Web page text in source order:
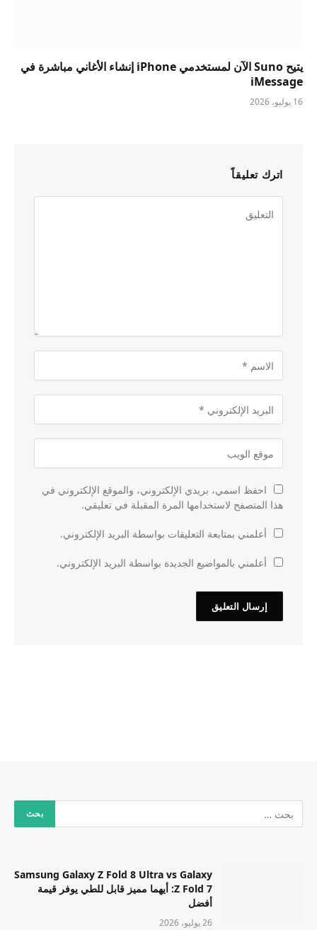
يتيح Suno الآن لمستخدمي iPhone إنشاء الأغاني مباشرة في
iMessage
16 يوليو، 2026
اترك تعليقاً
احفظ اسمي، بريدي الإلكتروني، والموقع الإلكتروني في
هذا المتصفح لاستخدامها المرة المقبلة في تعليقي.
أعلمني بمتابعة التعليقات بواسطة البريد الإلكتروني.
أعلمني بالمواضيع الجديدة بواسطة البريد الإلكتروني.
Samsung Galaxy Z Fold 8 Ultra vs Galaxy
Z Fold 7: أيهما مميز قابل للطي يوفر قيمة
أفضل
26 يوليو، 2026